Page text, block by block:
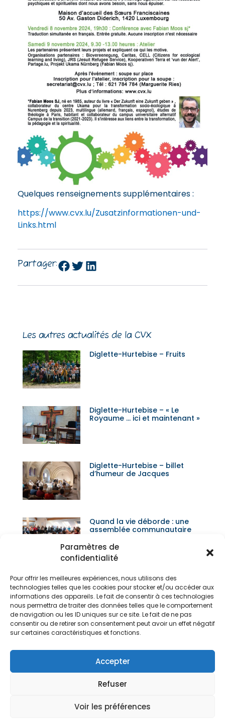
Paramètres de
confidentialité
Pour offrir les meilleures expériences, nous utilisons des
technologies telles que les cookies pour stocker et/ou accéder aux
informations des appareils. Le fait de consentir à ces technologies
nous permettra de traiter des données telles que le comportement
de navigation ou les ID uniques sur ce site. Le fait de ne pas
consentir ou de retirer son consentement peut avoir un effet négatif
sur certaines caractéristiques et fonctions.
Accepter
Refuser
Voir les préférences
Quelques renseignements supplémentaires :
https://www.cvx.lu/Zusatzinformationen-und-
Links.html
Partager:
Les autres actualités de la CVX
Diglette-Hurtebise – Fruits
Diglette-Hurtebise – « Le
Royaume … ici et maintenant »
Diglette-Hurtebise – billet
d’humeur de Jacques
Quand la vie déborde : une
assemblée communautaire
Louvain-la-Neuve, 14 mars
2026
Actualité Précédente
CVX En Europe : Relecture Du Mandat De Jean-Benoît Au Sein De L’Euroteam En Communion Avec La CVX Au Liban